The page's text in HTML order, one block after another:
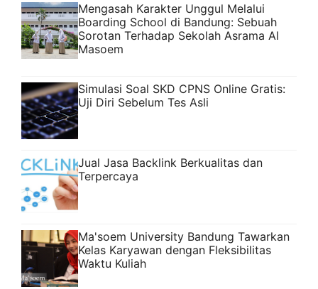
Mengasah Karakter Unggul Melalui
Boarding School di Bandung: Sebuah
Sorotan Terhadap Sekolah Asrama Al
Masoem
Simulasi Soal SKD CPNS Online Gratis:
Uji Diri Sebelum Tes Asli
Jual Jasa Backlink Berkualitas dan
Terpercaya
Ma'soem University Bandung Tawarkan
Kelas Karyawan dengan Fleksibilitas
Waktu Kuliah